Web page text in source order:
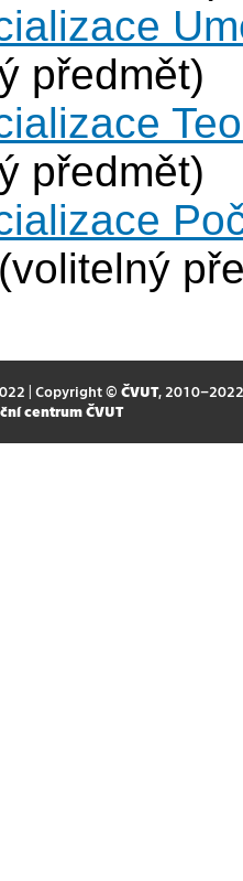
předmět)
předmět)
(volitelný
| Copyright © ČVUT, 2010–2022
centrum ČVUT